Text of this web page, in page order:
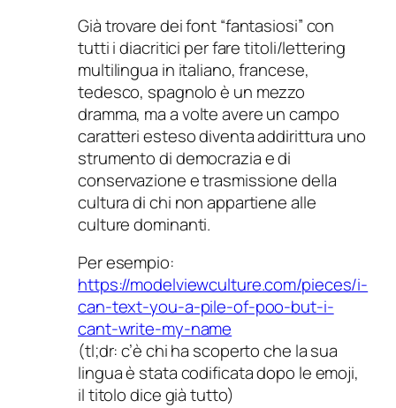
Già trovare dei font “fantasiosi” con
tutti i diacritici per fare titoli/lettering
multilingua in italiano, francese,
tedesco, spagnolo è un mezzo
dramma, ma a volte avere un campo
caratteri esteso diventa addirittura uno
strumento di democrazia e di
conservazione e trasmissione della
cultura di chi non appartiene alle
culture dominanti.
Per esempio:
https://modelviewculture.com/pieces/i-
can-text-you-a-pile-of-poo-but-i-
cant-write-my-name
(tl;dr: c’è chi ha scoperto che la sua
lingua è stata codificata dopo le emoji,
il titolo dice già tutto)